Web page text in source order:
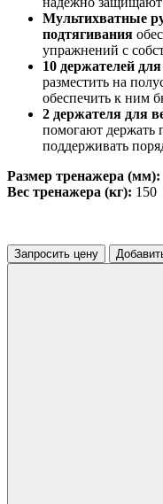
Мультихватные
подтягивания
упражнений с
10 держателей
разместить на
обеспечить к ним
2 держателя для
помогают держать
поддерживать
Размер тренажера (мм):
Вес тренажера (кг): 150
Запросить цену